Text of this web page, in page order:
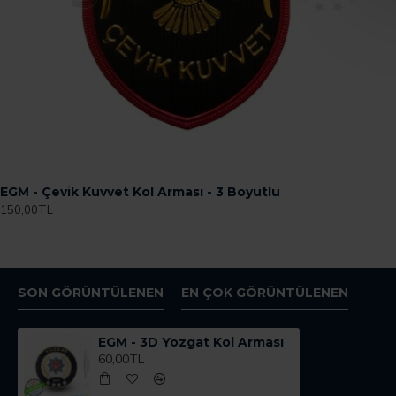
EGM - Çevik Kuvvet Kol Arması - 3 Boyutlu
150,00TL
SON GÖRÜNTÜLENEN EN ÇOK GÖRÜNTÜLENEN
EGM - 3D Yozgat Kol Arması
60,00TL